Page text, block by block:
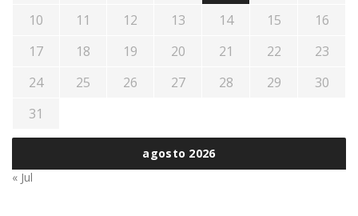
agosto 2026
10
11 12 13 14 15
16
17
18 19 20 21 22
23
24
25 26 27 28 29
30
31
« Jul